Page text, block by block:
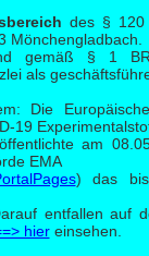
des § 120
Mönchengladbach.
gemäß § 1
als
Die
19
am
EMA
) das
entfallen auf
hiereinsehen.